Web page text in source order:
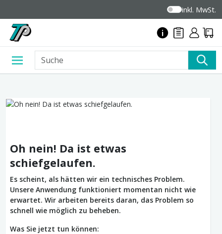
inkl. MwSt.
Oh nein! Da ist etwas
schiefgelaufen.
Es scheint, als hätten wir ein technisches Problem.
Unsere Anwendung funktioniert momentan nicht wie
erwartet. Wir arbeiten bereits daran, das Problem so
schnell wie möglich zu beheben.
Was Sie jetzt tun können: